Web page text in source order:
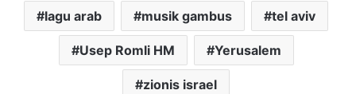
lagu arab musik gambus tel aviv
Usep Romli HM Yerusalem
zionis israel